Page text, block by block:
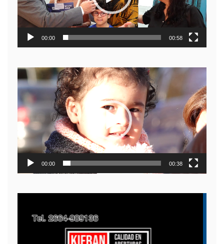
00:00 00:58
Reproductor
de
video
00:00 00:38